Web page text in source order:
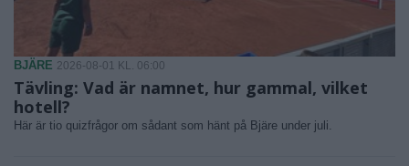
BJÄRE 2026-08-01 KL. 06:00
Tävling: Vad är namnet, hur gammal, vilket
hotell?
Här är tio quizfrågor om sådant som hänt på Bjäre under juli.